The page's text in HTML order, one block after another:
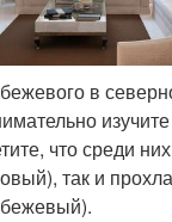
в
что среди
так и